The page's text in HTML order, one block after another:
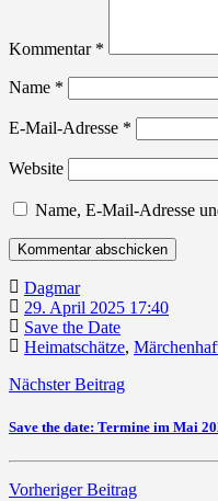
Kommentar *
Name *
E-Mail-Adresse *
Website
Name, E-Mail-Adresse
Dagmar
29. April 2025 17:40
Save the Date
Heimatschätze,
Nächster Beitrag
Save the date: Termine im Mai
Vorheriger Beitrag